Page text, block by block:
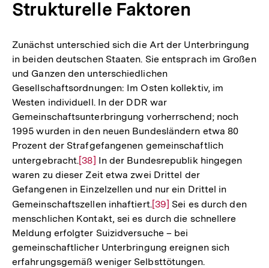
Strukturelle Faktoren
Zunächst unterschied sich die Art der Unterbringung
in beiden deutschen Staaten. Sie entsprach im Großen
und Ganzen den unterschiedlichen
Gesellschaftsordnungen: Im Osten kollektiv, im
Westen individuell. In der DDR war
Gemeinschaftsunterbringung vorherrschend; noch
1995 wurden in den neuen Bundesländern etwa 80
Prozent der Strafgefangenen gemeinschaftlich
untergebracht.Zur
Auflösung
der
Fußnote
[38] In der Bundesrepublik hingegen
waren zu dieser Zeit etwa zwei Drittel der
Gefangenen in Einzelzellen und nur ein Drittel in
Gemeinschaftszellen inhaftiert.Zur
Auflösung
der
Fußnote
[39] Sei es durch den
menschlichen Kontakt, sei es durch die schnellere
Meldung erfolgter Suizidversuche – bei
gemeinschaftlicher Unterbringung ereignen sich
erfahrungsgemäß weniger Selbsttötungen.